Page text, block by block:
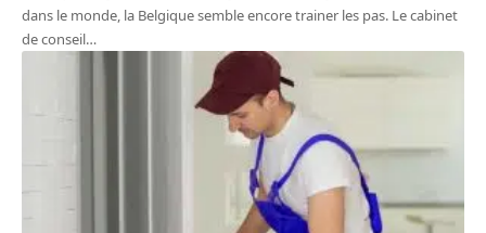
dans le monde, la Belgique semble encore trainer les pas. Le cabinet
de conseil…